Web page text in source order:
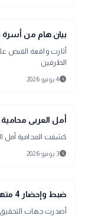
public
الأخبار المحلية
بيان هام من
أثارت واقعة القبض
الطرفين
schedule4 يونيو 2026
gavel
حوادث ومحاكم
أمل العربى
كشفت المحامية أمل العربي، محامية
schedule3 يونيو 2026
gavel
حوادث ومحاكم
ضبط وإحضار 4 متهمين جدد في واقعة مشاجرة داخل معرض سيارات بالقاهرة الجديدة
أصدرت جهات